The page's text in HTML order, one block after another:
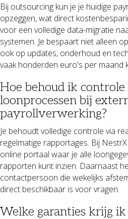
Bij outsourcing kun je je huidige
opzeggen, wat direct
voor een volledige data-migratie
systemen. Je bespaart niet alleen
ook op updates, onderhoud en
vaak honderden euro's per maand
Hoe behoud ik
loonprocessen bij
payrollverwerking?
Je behoudt volledige controle via
regelmatige rapportages. Bij
online portaal waar je alle
rapporten kunt inzien. Daarnaast
contactpersoon die wekelijks
direct beschikbaar is voor vragen.
Welke garanties krijg